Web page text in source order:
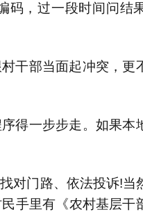
，过一段时间问结
部当面起冲突，更
一步步走。如果本
门路、依法投诉!当
手里有《农村基层干